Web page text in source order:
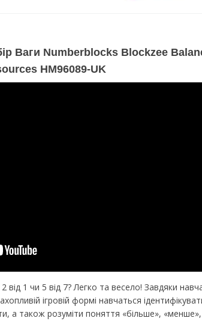
Ваги Numberblocks Blockzee
HM96089-UK
від 1 чи 5 від 7? Легко та весело! Завдяки
ігровій формі навчаться
а також розуміти поняття «більше», «менше»,